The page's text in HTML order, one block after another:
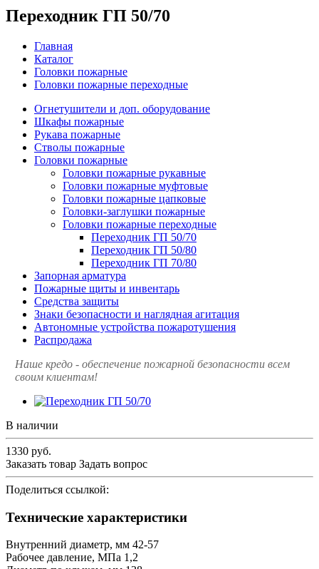
Переходник ГП 50/70
Главная
Каталог
Головки пожарные
Головки пожарные переходные
Огнетушители и доп. оборудование
Шкафы пожарные
Рукава пожарные
Стволы пожарные
Головки пожарные
Головки пожарные рукавные
Головки пожарные муфтовые
Головки пожарные цапковые
Головки-заглушки пожарные
Головки пожарные переходные
Переходник ГП 50/70
Переходник ГП 50/80
Переходник ГП 70/80
Запорная арматура
Пожарные щиты и инвентарь
Средства защиты
Знаки безопасности и наглядная агитация
Автономные устройства пожаротушения
Распродажа
Наше кредо - обеспечение пожарной безопасности всем
своим клиентам!
В наличии
1330 руб.
Заказать товар Задать вопрос
Поделиться ссылкой:
Технические характеристики
Внутренний диаметр, мм 42-57
Рабочее давление, МПа 1,2